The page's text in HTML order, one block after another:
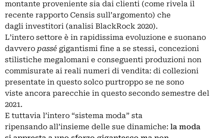
montante proveniente sia dai clienti (come rivela il
recente rapporto Censis sull’argomento) che
dagli investitori (analisi BlackRock 2020).
L’intero settore è in rapidissima evoluzione e suonano
davvero passé gigantismi fine a se stessi, concezioni
stilistiche megalomani e conseguenti produzioni non
commisurate ai reali numeri di vendita: di collezioni
presentate in questo solco purtroppo se ne sono
viste ancora parecchie in questo secondo semestre del
2021.
E tuttavia l’intero “sistema moda” sta
ripensando all’insieme delle sue dinamiche: la moda